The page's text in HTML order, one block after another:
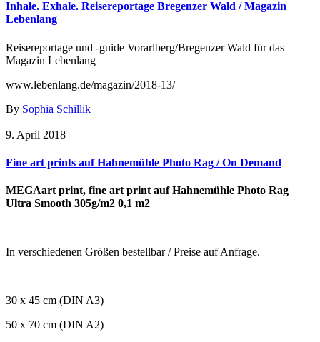
Inhale. Exhale. Reisereportage Bregenzer Wald / Magazin
Lebenlang
Reisereportage und -guide Vorarlberg/Bregenzer Wald für das
Magazin Lebenlang
www.lebenlang.de/magazin/2018-13/
By Sophia Schillik
9. April 2018
Fine art prints auf Hahnemühle Photo Rag / On Demand
MEGAart print, fine art print auf Hahnemühle Photo Rag
Ultra Smooth 305g/m2 0,1 m2
In verschiedenen Größen bestellbar / Preise auf Anfrage.
30 x 45 cm (DIN A3)
50 x 70 cm (DIN A2)